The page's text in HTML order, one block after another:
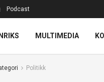
Podcast
MULTIMEDIA
Politikk